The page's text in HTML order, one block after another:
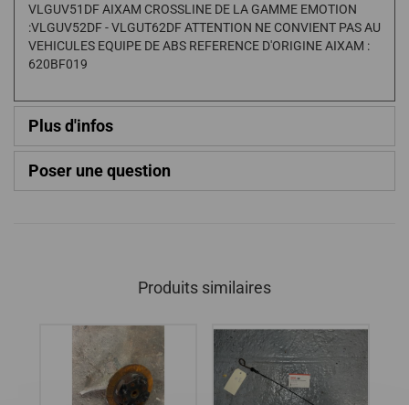
VLGUV51DF AIXAM CROSSLINE DE LA GAMME EMOTION
:VLGUV52DF - VLGUT62DF ATTENTION NE CONVIENT PAS AU
VEHICULES EQUIPE DE ABS REFERENCE D'ORIGINE AIXAM :
620BF019
Plus d'infos
Poser une question
Produits similaires